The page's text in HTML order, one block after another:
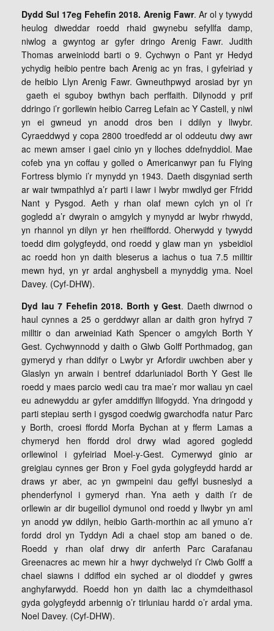
Dydd Sul 17eg Fehefin 2018. Arenig Fawr. Ar ol y tywydd
heulog diweddar roedd rhaid gwynebu sefyllfa damp,
niwlog a gwyntog ar gyfer dringo Arenig Fawr. Judith
Thomas arweiniodd barti o 9. Cychwyn o Pant yr Hedyd
ychydig heibio pentre bach Arenig ac yn fras, i gyfeiriad y
de heibio Llyn Arenig Fawr. Gwneuthpwyd arosiad byr yn
gaeth ei sguboy bwthyn bach perffaith. Dilynodd y prif
ddringo i’r gorllewin heibio Carreg Lefain ac Y Castell, y niwl
yn ei gwneud yn anodd dros ben i ddilyn y llwybr.
Cyraeddwyd y copa 2800 troedfedd ar ol oddeutu dwy awr
ac mewn amser i gael cinio yn y lloches ddefnyddiol. Mae
cofeb yna yn coffau y golled o Americanwyr pan fu Flying
Fortress blymio i’r mynydd yn 1943. Daeth disgyniad serth
ar wair twmpathlyd a’r parti i lawr i lwybr mwdlyd ger Ffridd
Nant y Pysgod. Aeth y rhan olaf mewn cylch yn ol i’r
gogledd a’r dwyrain o amgylch y mynydd ar lwybr rhwydd,
yn rhannol yn dilyn yr hen rheilffordd. Oherwydd y tywydd
toedd dim golygfeydd, ond roedd y glaw man yn ysbeidiol
ac roedd hon yn daith bleserus a iachus o tua 7.5 milltir
mewn hyd, yn yr ardal anghysbell a mynyddig yma. Noel
Davey. (Cyf-DHW).
Dyd Iau 7 Fehefin 2018. Borth y Gest. Daeth diwrnod o
haul cynnes a 25 o gerddwyr allan ar daith gron hyfryd 7
milltir o dan arweiniad Kath Spencer o amgylch Borth Y
Gest. Cychwynnodd y daith o Glwb Golff Porthmadog, gan
gymeryd y rhan ddifyr o Lwybr yr Arfordir uwchben aber y
Glaslyn yn arwain i bentref ddarluniadol Borth Y Gest lle
roedd y maes parcio wedi cau tra mae’r mor waliau yn cael
eu adnewyddu ar gyfer amddiffyn llifogydd. Yna dringodd y
parti stepiau serth i gysgod coedwig gwarchodfa natur Parc
y Borth, croesi ffordd Morfa Bychan at y fferm Lamas a
chymeryd hen ffordd drol drwy wlad agored gogledd
orllewinol i gyfeiriad Moel-y-Gest. Cymerwyd ginio ar
greigiau cynnes ger Bron y Foel gyda golygfeydd hardd ar
draws yr aber, ac yn gwmpeini dau geffyl busneslyd a
phenderfynol i gymeryd rhan. Yna aeth y daith i’r de
orllewin ar dir bugeiliol dymunol ond roedd y llwybr yn aml
yn anodd yw ddilyn, heibio Garth-morthin ac ail ymuno a’r
fordd drol yn Tyddyn Adi a chael stop am baned o de.
Roedd y rhan olaf drwy dir anferth Parc Carafanau
Greenacres ac mewn hir a hwyr dychwelyd i’r Clwb Golff a
chael siawns i ddiffod ein syched ar ol dioddef y gwres
anghyfarwydd. Roedd hon yn daith lac a chymdeithasol
gyda golygfeydd arbennig o’r tirluniau hardd o’r ardal yma.
Noel Davey. (Cyf-DHW).